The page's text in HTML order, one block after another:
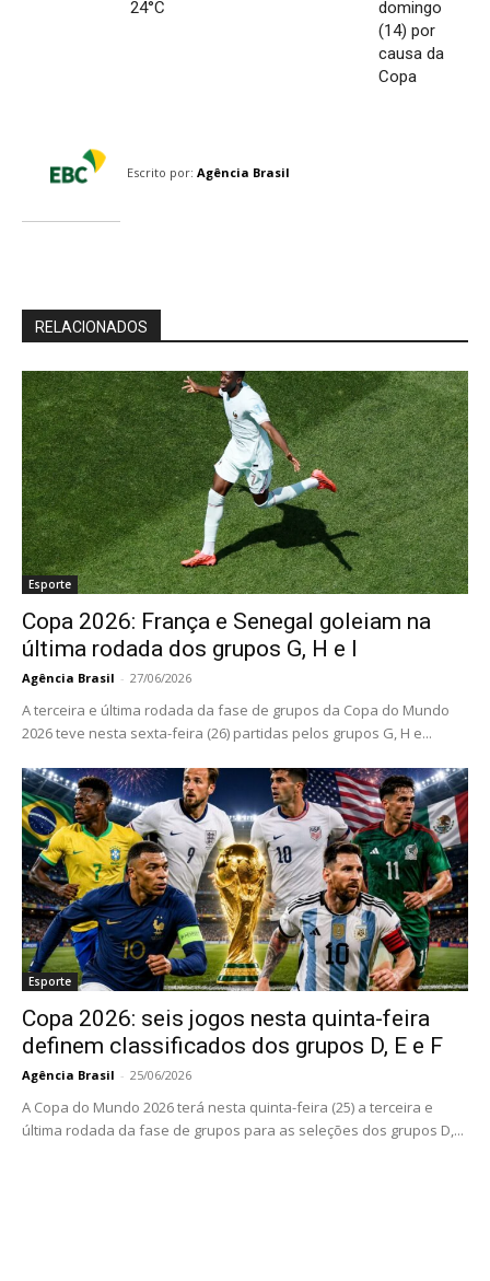
24°C
domingo
(14) por
causa da
Copa
Escrito por: Agência Brasil
RELACIONADOS
Esporte
Copa 2026: França e Senegal goleiam na
última rodada dos grupos G, H e I
Agência Brasil - 27/06/2026
A terceira e última rodada da fase de grupos da Copa do Mundo
2026 teve nesta sexta-feira (26) partidas pelos grupos G, H e...
Esporte
Copa 2026: seis jogos nesta quinta-feira
definem classificados dos grupos D, E e F
Agência Brasil - 25/06/2026
A Copa do Mundo 2026 terá nesta quinta-feira (25) a terceira e
última rodada da fase de grupos para as seleções dos grupos D,...